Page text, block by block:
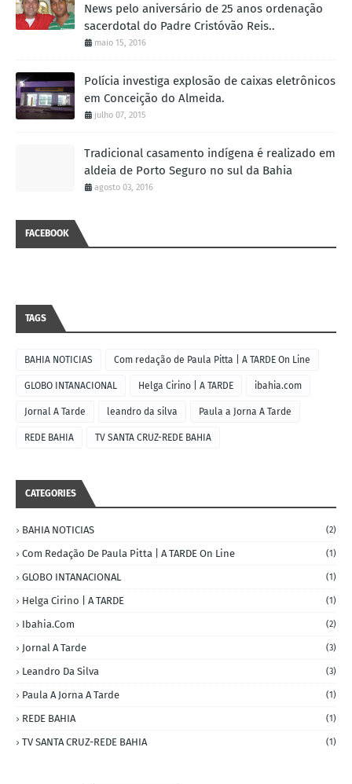
News pelo aniversário de 25 anos ordenação
sacerdotal do Padre Cristóvão Reis..
maio 15, 2016
Polícia investiga explosão de caixas eletrônicos
em Conceição do Almeida.
julho 07, 2015
Tradicional casamento indígena é realizado em
aldeia de Porto Seguro no sul da Bahia
agosto 03, 2016
FACEBOOK
TAGS
BAHIA NOTICIAS Com redação de Paula Pitta | A TARDE On Line
GLOBO INTANACIONAL Helga Cirino | A TARDE ibahia.com
Jornal A Tarde leandro da silva Paula a Jorna A Tarde
REDE BAHIA TV SANTA CRUZ-REDE BAHIA
CATEGORIES
BAHIA NOTICIAS (2)
Com Redação De Paula Pitta | A TARDE On Line (1)
GLOBO INTANACIONAL (1)
Helga Cirino | A TARDE (1)
Ibahia.com (2)
Jornal A Tarde (3)
Leandro Da Silva (3)
Paula A Jorna A Tarde (1)
REDE BAHIA (1)
TV SANTA CRUZ-REDE BAHIA (1)